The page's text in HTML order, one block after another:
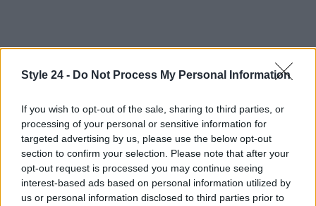
Style 24 - Do Not Process My Personal Information
If you wish to opt-out of the sale, sharing to third parties, or
processing of your personal or sensitive information for
targeted advertising by us, please use the below opt-out
section to confirm your selection. Please note that after your
opt-out request is processed you may continue seeing
interest-based ads based on personal information utilized by
us or personal information disclosed to third parties prior to